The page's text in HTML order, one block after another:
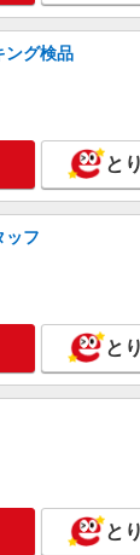
詳しくなれる携
円〜1450円（
★交通費別途支給
・゜+゜・。○。
頂くと, インセンテ
払い可能（規程
。○。・゜+゜・。
本市中央区の家
詳
詳しくなれる携
円〜300000
手当別途支給 ※
交通費別途支給（
・゜+゜・。○。
定有) ゜・。○。
ング検品
と
ッフ
と
と